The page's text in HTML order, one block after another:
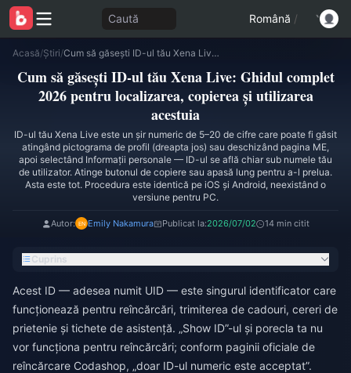
Caută Română /
Acasă/Știri/ Cum să găsești ID-ul tău Xena Live: Ghidul complet 2026 pentru localizarea, copierea și utilizarea acestuia
Cum să găsești ID-ul tău Xena Live: Ghidul complet
2026 pentru localizarea, copierea și utilizarea
acestuia
ID-ul tău Xena Live este un șir numeric de 5–20 de cifre care poate fi găsit
atingând pictograma de profil (dreapta jos) sau deschizând pagina ME,
apoi selectând Informații personale — ID-ul se află chiar sub numele tău
de utilizator. Atinge butonul de copiere sau apasă lung pentru a-l prelua.
Asta este tot. Procedura este identică pe iOS și Android, neexistând o
versiune pentru PC.
Autor: Emily Nakamura Publicat la:2026/07/02 14 min citit
Cuprins
Acest ID — adesea numit UID — este singurul identificator care
funcționează pentru reîncărcări, trimiterea de cadouri, cereri de
prietenie și tichete de asistență. „Show ID”-ul și porecla ta nu
vor funcționa pentru reîncărcări; conform paginii oficiale de
reîncărcare Codashop, „doar ID-ul numeric este acceptat”.